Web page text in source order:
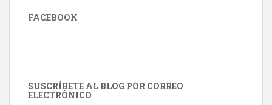
FACEBOOK
SUSCRÍBETE AL BLOG POR CORREO
ELECTRÓNICO